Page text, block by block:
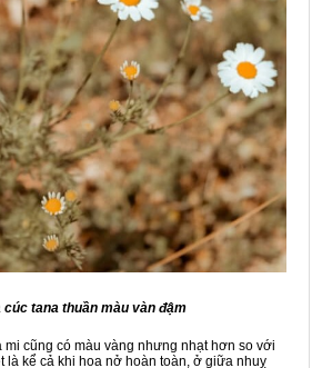
cúc tana thuần màu vàn đậm
mi cũng có màu vàng nhưng nhạt hơn so với
là kể cả khi hoa nở hoàn toàn, ở giữa nhuỵ